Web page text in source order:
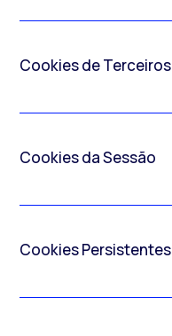
Cookies de Terceiros
Cookies da Sessão
Cookies Persistentes